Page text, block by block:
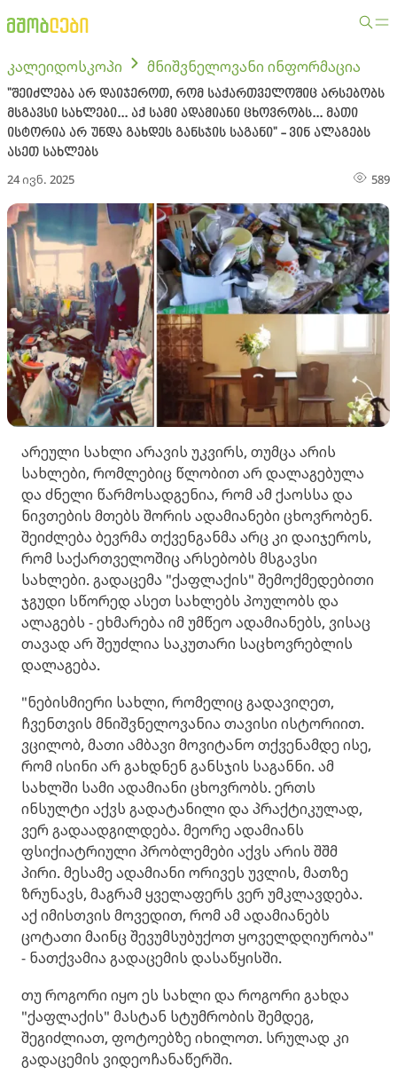
კალეიდოსკოპი მნიშვნელოვანი ინფორმაცია
"შეიძლება არ დაიჯეროთ, რომ საქართველოშიც არსებობს
მსგავსი სახლები... აქ სამი ადამიანი ცხოვრობს... მათი
ისტორია არ უნდა გახდეს განსჯის საგანი" - ვინ ალაგებს
ასეთ სახლებს
24 ივნ. 2025 589
არეული სახლი არავის უკვირს, თუმცა არის
სახლები, რომლებიც წლობით არ დალაგებულა
და ძნელი წარმოსადგენია, რომ ამ ქაოსსა და
ნივთების მთებს შორის ადამიანები ცხოვრობენ.
შეიძლება ბევრმა თქვენგანმა არც კი დაიჯეროს,
რომ საქართველოშიც არსებობს მსგავსი
სახლები. გადაცემა "ქაფლაქის" შემოქმედებითი
ჯგუდი სწორედ ასეთ სახლებს პოულობს და
ალაგებს - ეხმარება იმ უმწეო ადამიანებს, ვისაც
თავად არ შეუძლია საკუთარი საცხოვრებლის
დალაგება.
"ნებისმიერი სახლი, რომელიც გადავიღეთ,
ჩვენთვის მნიშვნელოვანია თავისი ისტორიით.
ვცილობ, მათი ამბავი მოვიტანო თქვენამდე ისე,
რომ ისინი არ გახდნენ განსჯის საგანნი. ამ
სახლში სამი ადამიანი ცხოვრობს. ერთს
ინსულტი აქვს გადატანილი და პრაქტიკულად,
ვერ გადაადგილდება. მეორე ადამიანს
ფსიქიატრიული პრობლემები აქვს არის შშმ
პირი. მესამე ადამიანი ორივეს უვლის, მათზე
ზრუნავს, მაგრამ ყველაფერს ვერ უმკლავდება.
აქ იმისთვის მოვედით, რომ ამ ადამიანებს
ცოტათი მაინც შევუმსუბუქოთ ყოველდღიურობა"
- ნათქვამია გადაცემის დასაწყისში.
თუ როგორი იყო ეს სახლი და როგორი გახდა
"ქაფლაქის" მასტან სტუმრობის შემდეგ,
შეგიძლიათ, ფოტოებზე იხილოთ. სრულად კი
გადაცემის ვიდეოჩანაწერში.